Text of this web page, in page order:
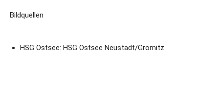
Bildquellen
HSG Ostsee: HSG Ostsee Neustadt/Grömitz